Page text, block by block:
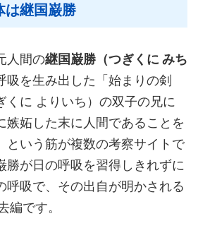
は継国巌勝
人間の継国巌勝（つぎくに みち
吸を生み出した「始まりの剣
くに よりいち）の双子の兄に
嫉妬した末に人間であることを
という筋が複数の考察サイトで
勝が日の呼吸を習得しきれずに
呼吸で、その出自が明かされる
編です。